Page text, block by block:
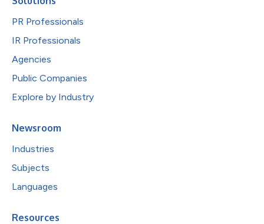
PR Professionals
IR Professionals
Agencies
Public Companies
Explore by Industry
Newsroom
Industries
Subjects
Languages
Resources